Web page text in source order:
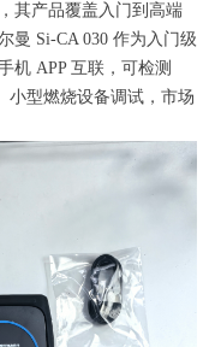
其产品覆盖入门到高端
曼 Si-CA 030 作为入门级
机 APP 互联，可检测
小型燃烧设备调试，市场